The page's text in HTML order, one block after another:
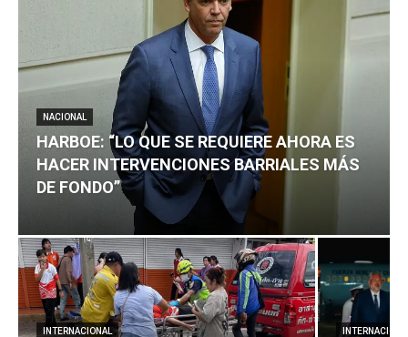
NACIONAL
HARBOE: “LO QUE SE REQUIERE AHORA ES
HACER INTERVENCIONES BARRIALES MÁS
DE FONDO”
INTERNACIONAL